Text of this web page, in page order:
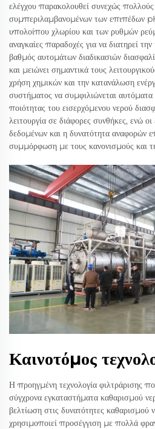
ελέγχου παρακολουθεί συνεχώς
συμπεριλαμβανομένων των επιπέδων
υπολοίπου χλωρίου και των ρυθμών
αναγκαίες παραδοχές για να διατηρεί
βαθμός αυτομάτων διαδικασιών
και μειώνει σημαντικά τους
χρήση χημικών και την κατανάλωση
συστήματος να συμφιλιώνεται
ποιότητας του εισερχόμενου νερού
λειτουργία σε διάφορες συνθήκες, ενώ οι
δεδομένων και η δυνατότητα αναφορών
συμμόρφωση με τους κανονισμούς και
Καινοτόμος
Η προηγμένη τεχνολογία φιλτράρισης
σύγχρονα εγκαταστήματα καθαρισμού
βελτίωση στις δυνατότητες
χρησιμοποιεί προσέγγιση με πολλά